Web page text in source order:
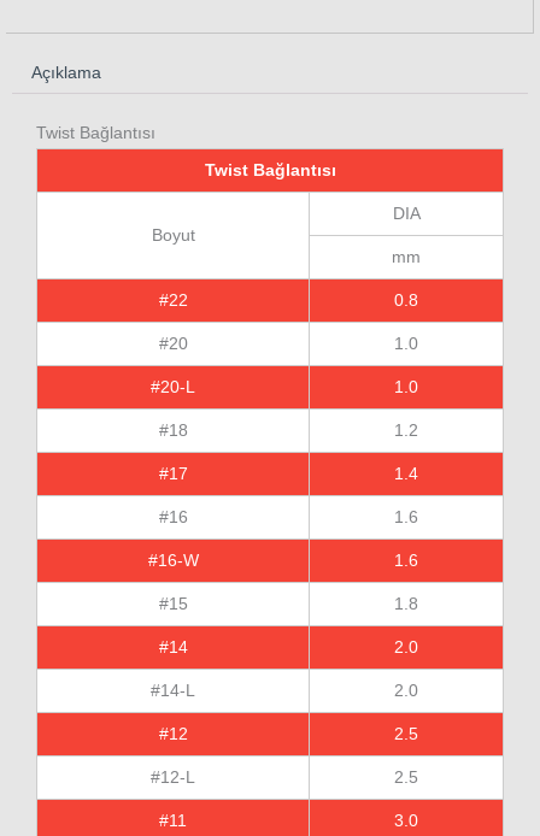
Açıklama
Twist Bağlantısı
Twist Bağlantısı
Boyut
DIA
mm
#22 0.8
#20 1.0
#20-L 1.0
#18 1.2
#17 1.4
#16 1.6
#16-W 1.6
#15 1.8
#14 2.0
#14-L 2.0
#12 2.5
#12-L 2.5
#11 3.0